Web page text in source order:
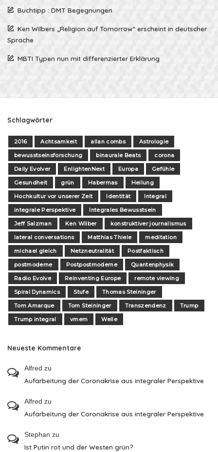
Buchtipp : DMT Begegnungen
Ken Wilbers „Religion auf Tomorrow“ erscheint in deutscher
Sprache
MBTI Typen nun mit differenzierter Erklärung
Schlagwörter
2016 Achtsamkeit allan combs
Astrologie
bewusstseinsforschung
binaurale Beats
corona
Daily Evolver
EnlightenNext Europa
Gefühle
Gesundheit
grün Habermas
Heilung
Hochkultur vor unserer Zeit
Identität
Integral
integrale Perspektive
Integrales Bewusstsein
Jeff Salzman
Ken Wilber
konstruktiver journalismus
lateral conversations
Matthias Thiele
meditation
michael gleich
Netzneutralität
Postfaktisch
postmoderne
Postpostmoderne
Quantenphysik
Radio Evolve
Reinventing Europe
remote viewing
Spiral Dynamics
Stufe
Thomas Steininger
Tom Amarque
Tom Steininger Transzendenz
Trump
Trump integral
vmem Welle
Neueste Kommentare
Alfred zu
Aufarbeitung der Coronakrise aus integraler Perspektive
Alfred zu
Aufarbeitung der Coronakrise aus integraler Perspektive
Stephan zu
Ist Putin rot und der Westen grün?